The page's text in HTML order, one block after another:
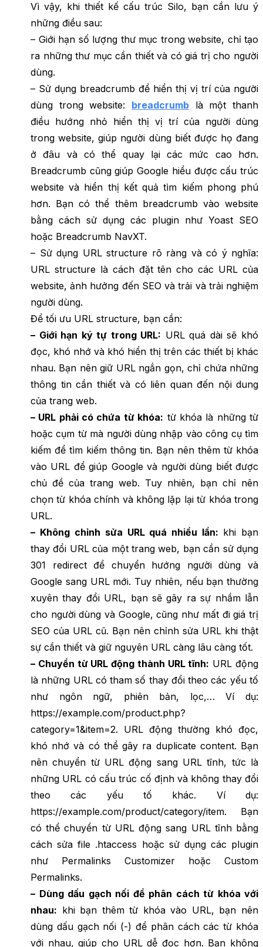
Vì vậy, khi thiết kế cấu trúc Silo, bạn cần lưu ý
những điều sau:
– Giới hạn số lượng thư mục trong website, chỉ tạo
ra những thư mục cần thiết và có giá trị cho người
dùng.
– Sử dụng breadcrumb để hiển thị vị trí của người
dùng trong website: breadcrumb là một thanh
điều hướng nhỏ hiển thị vị trí của người dùng
trong website, giúp người dùng biết được họ đang
ở đâu và có thể quay lại các mức cao hơn.
Breadcrumb cũng giúp Google hiểu được cấu trúc
website và hiển thị kết quả tìm kiếm phong phú
hơn. Bạn có thể thêm breadcrumb vào website
bằng cách sử dụng các plugin như Yoast SEO
hoặc Breadcrumb NavXT.
– Sử dụng URL structure rõ ràng và có ý nghĩa:
URL structure là cách đặt tên cho các URL của
website, ảnh hưởng đến SEO và trải và trải nghiệm
người dùng.
Để tối ưu URL structure, bạn cần:
– Giới hạn ký tự trong URL: URL quá dài sẽ khó
đọc, khó nhớ và khó hiển thị trên các thiết bị khác
nhau. Bạn nên giữ URL ngắn gọn, chỉ chứa những
thông tin cần thiết và có liên quan đến nội dung
của trang web.
– URL phải có chứa từ khóa: từ khóa là những từ
hoặc cụm từ mà người dùng nhập vào công cụ tìm
kiếm để tìm kiếm thông tin. Bạn nên thêm từ khóa
vào URL để giúp Google và người dùng biết được
chủ đề của trang web. Tuy nhiên, bạn chỉ nên
chọn từ khóa chính và không lặp lại từ khóa trong
URL.
– Không chỉnh sửa URL quá nhiều lần: khi bạn
thay đổi URL của một trang web, bạn cần sử dụng
301 redirect để chuyển hướng người dùng và
Google sang URL mới. Tuy nhiên, nếu bạn thường
xuyên thay đổi URL, bạn sẽ gây ra sự nhầm lẫn
cho người dùng và Google, cũng như mất đi giá trị
SEO của URL cũ. Bạn nên chỉnh sửa URL khi thật
sự cần thiết và giữ nguyên URL càng lâu càng tốt.
– Chuyển từ URL động thành URL tĩnh: URL động
là những URL có tham số thay đổi theo các yếu tố
như ngôn ngữ, phiên bản, lọc,… Ví dụ:
https://example.com/product.php?
category=1&item=2. URL động thường khó đọc,
khó nhớ và có thể gây ra duplicate content. Bạn
nên chuyển từ URL động sang URL tĩnh, tức là
những URL có cấu trúc cố định và không thay đổi
theo các yếu tố khác. Ví dụ:
https://example.com/product/category/item. Bạn
có thể chuyển từ URL động sang URL tĩnh bằng
cách sửa file .htaccess hoặc sử dụng các plugin
như Permalinks Customizer hoặc Custom
Permalinks.
– Dùng dấu gạch nối để phân cách từ khóa với
nhau: khi bạn thêm từ khóa vào URL, bạn nên
dùng dấu gạch nối (-) để phân cách các từ khóa
với nhau, giúp cho URL dễ đọc hơn. Bạn không